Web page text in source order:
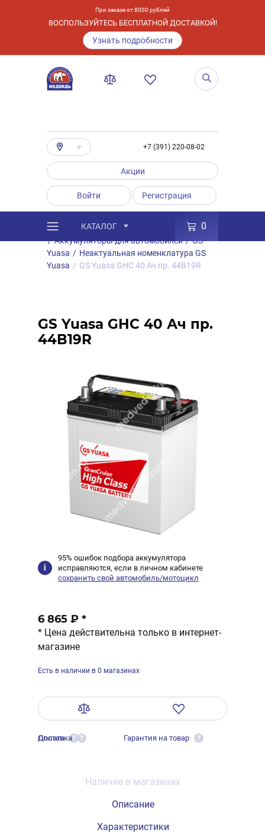
При заказе от 8000 рублей
ВОСПОЛЬЗУЙТЕСЬ БЕСПЛАТНОЙ ДОСТАВКОЙ!
Узнать подробности
+7 (391) 220-08-02
Акции
Войти Регистрация
КАТАЛОГ 0
Каталог / Товары
Аккумуляторы
/ Аккумуляторы для автомобилей / GS
Yuasa / Неактуальная номенклатура GS
Yuasa / GS Yuasa GHC 40 Ач пр. 44B19R
GS Yuasa GHC 40 Ач пр.
44B19R
95% ошибок подбора аккумулятора
исправляются, если в личном кабинете
сохранить свой автомобиль/мотоцикл
6 865 ₽ *
* Цена действительна только в интернет-
магазине
Есть в наличии в 0 магазинах
Оплата ?
Доставка ? Гарантия на товар ?
Наличие в магазинах
Описание
Характеристики